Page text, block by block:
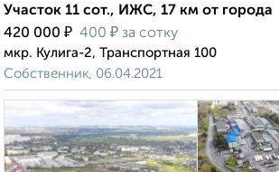
Участок 11 сот., ИЖС, 17 км от города
420 000 ₽ 400 ₽ за сотку
мкр. Кулига-2, Транспортная 100
Собственник, 06.04.2021